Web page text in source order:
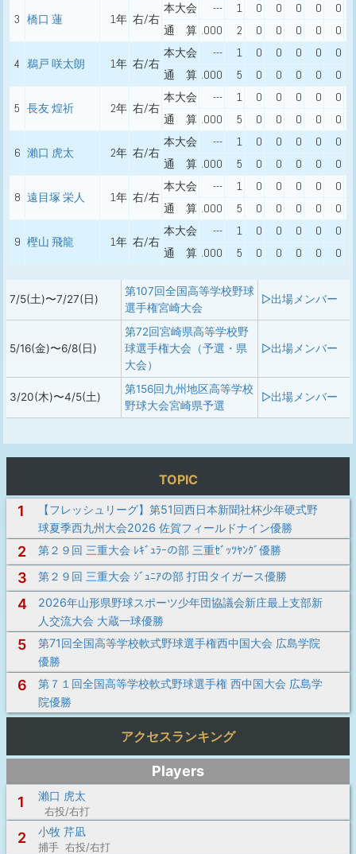
3 橋口 蓮 1年 右/右
本大会 --- 1 0 0 0 0 0
通 算 .000 2 0 0 0 0 0
4 鵜戸 咲太朗 1年 右/右
本大会 --- 1 0 0 0 0 0
通 算 .000 5 0 0 0 0 0
5 長友 煌祈 2年 右/右
本大会 --- 1 0 0 0 0 0
通 算 .000 5 0 0 0 0 0
6 瀨口 虎太 2年 右/右
本大会 --- 1 0 0 0 0 0
通 算 .000 5 0 0 0 0 0
8 遠目塚 栄人 1年 右/右
本大会 --- 1 0 0 0 0 0
通 算 .000 5 0 0 0 0 0
9 樫山 飛龍 1年 右/右
本大会 --- 1 0 0 0 0 0
通 算 .000 5 0 0 0 0 0
7/5(土)〜7/27(日)
第107回全国高等学校野球
選手権宮崎大会
▷出場メンバー
5/16(金)〜6/8(日)
第72回宮崎県高等学校野
球選手権大会（予選・県
大会）
▷出場メンバー
3/20(木)〜4/5(土)
第156回九州地区高等学校
野球大会宮崎県予選
▷出場メンバー
TOPIC
1
【フレッシュリーグ】第51回西日本新聞社杯少年硬式野
球夏季西九州大会2026 佐賀フィールドナイン優勝
2 第２９回 三重大会 ﾚｷﾞｭﾗｰの部 三重ｾﾞｯﾂﾔﾝｸﾞ優勝
3 第２９回 三重大会 ｼﾞｭﾆｱの部 打田タイガース優勝
4
2026年山形県野球スポーツ少年団協議会新庄最上支部新
人交流大会 大蔵一球優勝
5
第71回全国高等学校軟式野球選手権西中国大会 広島学院
優勝
6
第７１回全国高等学校軟式野球選手権 西中国大会 広島学
院優勝
アクセスランキング
Players
1
瀨口 虎太
右投/右打
2 小牧 芹凪
捕手 右投/右打